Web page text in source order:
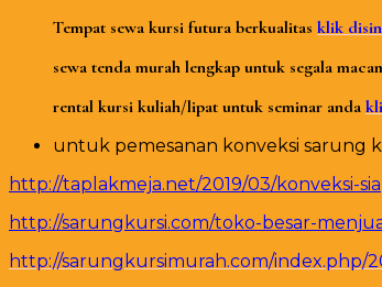
Tempat sewa kursi futura berkualitas klik
sewa tenda murah lengkap untuk segala
rental kursi kuliah/lipat untuk seminar anda
untuk pemesanan konveksi sarung
http://taplakmeja.net/2019/03/konveksi-
http://sarungkursi.com/toko-besar-
http://sarungkursimurah.com/index.php/